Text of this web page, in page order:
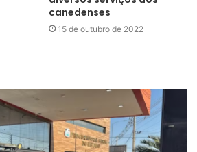
canedenses
15 de outubro de 2022